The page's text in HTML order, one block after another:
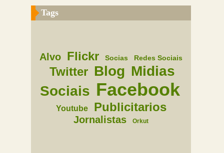
Tags
Alvo Flickr Socias Redes Sociais
Twitter Blog Midias
Sociais Facebook
Youtube Publicitarios
Jornalistas Orkut